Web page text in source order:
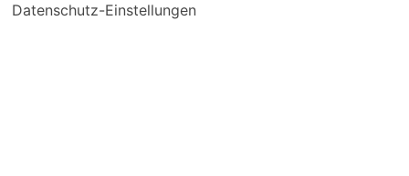
Datenschutz-Einstellungen